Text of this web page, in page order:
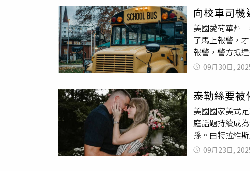
鬱鬱寡歡，甚
熟，明明難過
「你外遇了，
及，丈夫還把
工作都能不要
「我要替我的
總會有報應，
讓他們身敗名
拿到再說」、
柯文哲當時許
內帳，並指「
向校車司
美國愛荷華州
了馬上報警，
報警，警方抵
時，米勒開了
這名女子，並
4.5萬元）。警
身體自主權，
09月30日,
泰勒絲要
美國國家美式
庭話題持續成
孫。由特拉維
日內容中與教
排第一。」不
09月23日,